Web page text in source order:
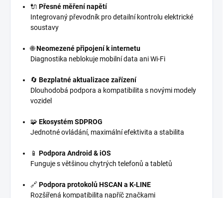
🔌 Přesné měření napětí
Integrovaný převodník pro detailní kontrolu elektrické
soustavy
🌐Neomezené připojení k internetu
Diagnostika neblokuje mobilní data ani Wi-Fi
🔄 Bezplatné aktualizace zařízení
Dlouhodobá podpora a kompatibilita s novými modely
vozidel
🧩Ekosystém SDPROG
Jednotné ovládání, maximální efektivita a stabilita
📱 Podpora Android & iOS
Funguje s většinou chytrých telefonů a tabletů
🔗Podpora protokolů HSCAN a K-LINE
Rozšířená kompatibilita napříč značkami